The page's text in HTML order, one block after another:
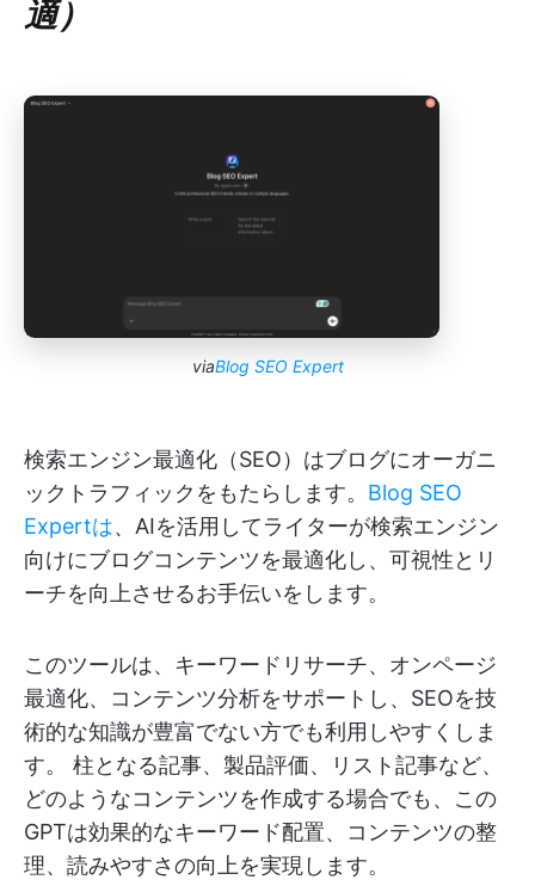
適）
viaBlog SEO Expert
検索エンジン最適化（SEO）はブログにオーガニ
ックトラフィックをもたらします。 Blog SEO
Expertは、AIを活用してライターが検索エンジン
向けにブログコンテンツを最適化し、可視性とリ
ーチを向上させるお手伝いをします。
このツールは、キーワードリサーチ、オンページ
最適化、コンテンツ分析をサポートし、SEOを技
術的な知識が豊富でない方でも利用しやすくしま
す。 柱となる記事、製品評価、リスト記事など、
どのようなコンテンツを作成する場合でも、この
GPTは効果的なキーワード配置、コンテンツの整
理、読みやすさの向上を実現します。